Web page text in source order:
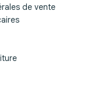
de vente